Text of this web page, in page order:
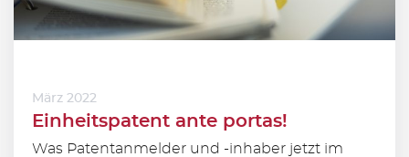
März 2022
Einheitspatent ante portas!
Was Patentanmelder und -inhaber jetzt im